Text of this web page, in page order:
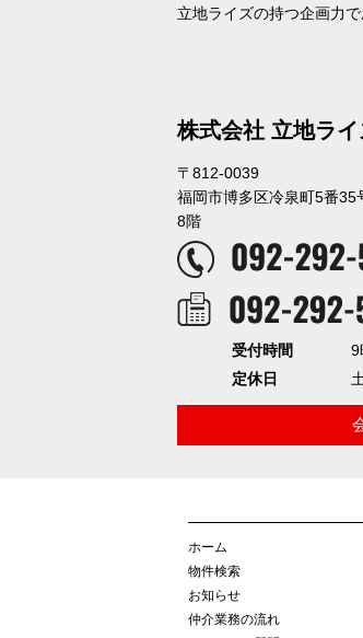
立地ライズの持つ企画力
株式会社 立地ライ
〒812-0039
福岡市博多区冷泉町5番35
8階
受付時間
9
定休日
ホーム
物件検索
お知らせ
仲介業務の流れ